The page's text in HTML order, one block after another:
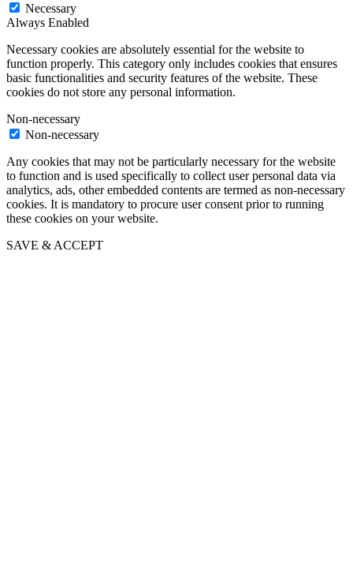
Necessary
Always Enabled
Necessary cookies are absolutely essential for the website to
function properly. This category only includes cookies that ensures
basic functionalities and security features of the website. These
cookies do not store any personal information.
Non-necessary
Non-necessary
Any cookies that may not be particularly necessary for the website
to function and is used specifically to collect user personal data via
analytics, ads, other embedded contents are termed as non-necessary
cookies. It is mandatory to procure user consent prior to running
these cookies on your website.
SAVE & ACCEPT